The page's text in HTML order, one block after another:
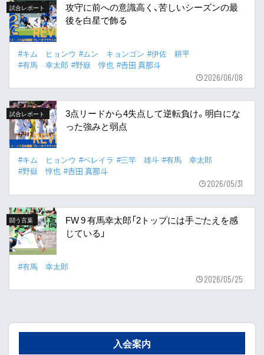
試合レポート
攻守に前への意識高く、苦しいシーズンの最
後を白星で飾る
#キム ヒョンウ #ムン キョンゴン #伊佐 耕平
#有馬 幸太郎 #野嶽 惇也 #𠮷田 真那斗
2026/06/08
試合レポート
3点リードから4失点して逆転負け。明白にな
った強みと弱点
#キム ヒョンウ #ペレイラ #三竿 雄斗 #有馬 幸太郎
#野嶽 惇也 #𠮷田 真那斗
2026/05/31
闘う言葉
FW 9 有馬幸太郎「2トップには手ごたえを感
じている」
#有馬 幸太郎
2026/05/25
入会案内